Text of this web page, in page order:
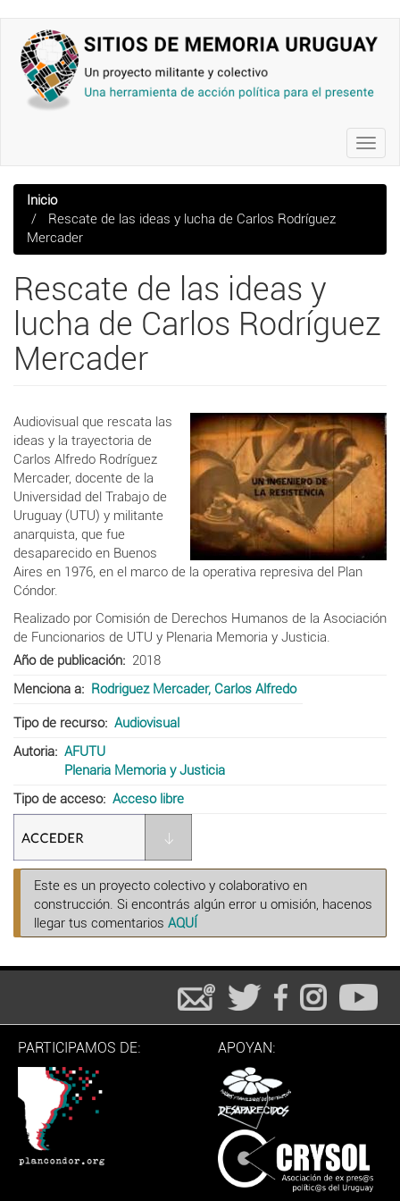
contenido
principal
Inicio
Rescate de las ideas y lucha de Carlos Rodríguez
Mercader
Rescate de las ideas y
lucha de Carlos Rodríguez
Mercader
Audiovisual que rescata las
ideas y la trayectoria de
Carlos Alfredo Rodríguez
Mercader, docente de la
Universidad del Trabajo de
Uruguay (UTU) y militante
anarquista, que fue
desaparecido en Buenos
Aires en 1976, en el marco de la operativa represiva del Plan
Cóndor.
Realizado por Comisión de Derechos Humanos de la Asociación
de Funcionarios de UTU y Plenaria Memoria y Justicia.
Año de publicación
2018
Menciona a
Rodriguez Mercader, Carlos Alfredo
Tipo de recurso
Audiovisual
Autoria
AFUTU
Plenaria Memoria y Justicia
Tipo de acceso
Acceso libre
Este es un proyecto colectivo y colaborativo en
construcción. Si encontrás algún error u omisión, hacenos
llegar tus comentarios AQUÍ
PARTICIPAMOS DE: APOYAN: